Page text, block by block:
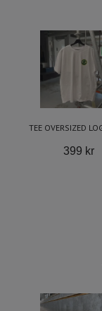
TEE OVERSIZED
399 kr